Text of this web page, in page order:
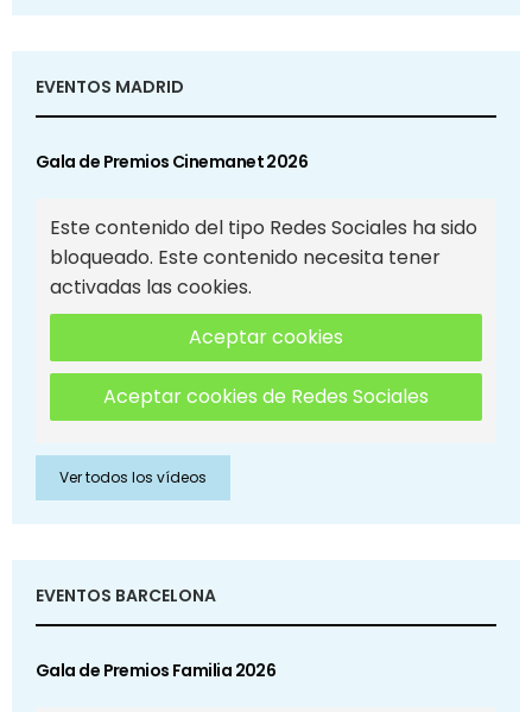
EVENTOS MADRID
Gala de Premios Cinemanet 2026
Este contenido del tipo Redes Sociales ha sido
bloqueado. Este contenido necesita tener
activadas las cookies.
Aceptar cookies
Aceptar cookies de Redes Sociales
Ver todos los vídeos
EVENTOS BARCELONA
Gala de Premios Familia 2026